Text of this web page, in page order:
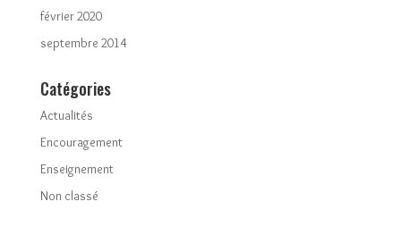
février 2020
septembre 2014
Catégories
Actualités
Encouragement
Enseignement
Non classé